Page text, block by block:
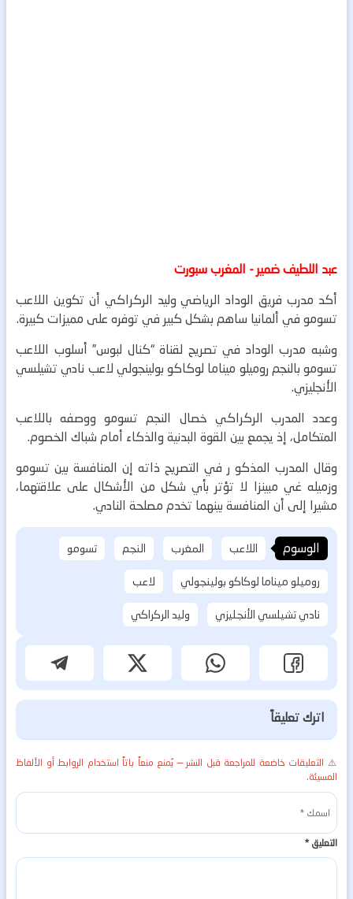
عبد اللطيف ضمير - المغرب سبورت
أكد مدرب فريق الوداد الرياضي وليد الركراكي أن تكوين اللاعب
تسومو في ألمانيا ساهم بشكل كبير في توفره على مميزات كبيرة.
وشبه مدرب الوداد في تصريح لقناة “كنال لبوس” أسلوب اللاعب
تسومو بالنجم روميلو ميناما لوكاكو بولينجولي لاعب نادي تشيلسي
الأنجليزي.
وعدد المدرب الركراكي خصال النجم تسومو ووصفه باللاعب
المتكامل، إذ يجمع بين القوة البدنية والذكاء أمام شباك الخصوم.
وقال المدرب المذكو ر في التصريح ذاته إن المنافسة بين تسومو
وزميله غي مبينزا لا تؤتر بأي شكل من الأشكال على علاقتهما،
مشيرا إلى أن المنافسة بينهما تخدم مصلحة النادي.
الوسوم اللاعب المغرب النجم
تسومو
روميلو ميناما لوكاكو بولينجولي
لاعب
نادي تشيلسي الأنجليزي
وليد الركراكي
اترك تعليقاً
⚠️ التعليقات خاضعة للمراجعة قبل النشر — يُمنع منعاً باتاً استخدام الروابط أو الألفاظ
المسيئة.
التعليق*